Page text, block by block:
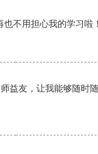
不用担心我的学习啦！
益友，让我能够随时